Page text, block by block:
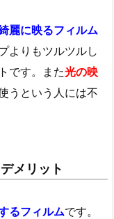
麗に映るフィルム
よりもツルツルし
です。また光の映
うという人には不
メリット
るフィルムです。